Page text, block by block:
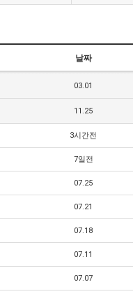
날짜
03.01
11.25
3시간전
7일전
07.25
07.21
07.18
07.11
07.07